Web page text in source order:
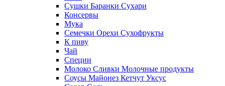
Сушки Баранки Сухари
Консервы
Мука
Семечки Орехи Сухофрукты
К пиву
Чай
Специи
Молоко Сливки Молочные продукты
Соусы Майонез Кетчут Уксус